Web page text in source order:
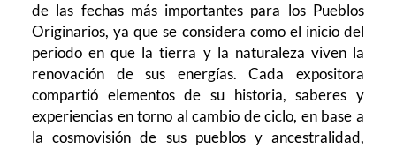
de las fechas más importantes para los Pueblos
Originarios, ya que se considera como el inicio del
periodo en que la tierra y la naturaleza viven la
renovación de sus energías. Cada expositora
compartió elementos de su historia, saberes y
experiencias en torno al cambio de ciclo, en base a
la cosmovisión de sus pueblos y ancestralidad,